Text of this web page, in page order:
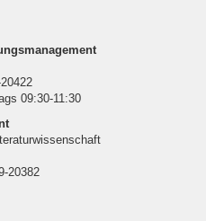
09:30-11:30
20382